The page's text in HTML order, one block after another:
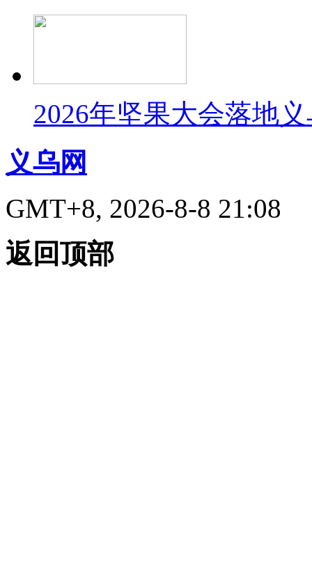
2026年坚果大会落地
义乌网
GMT+8, 2026-8-8 21:08
返回顶部